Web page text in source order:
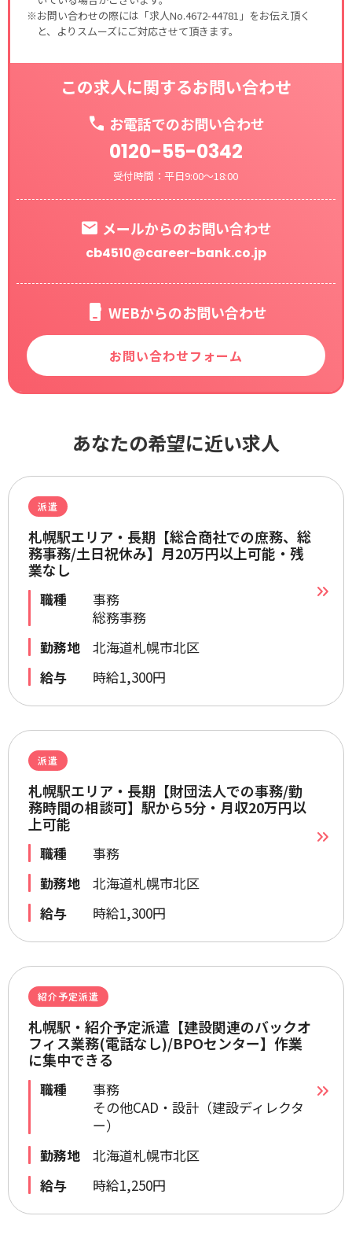
※お問い合わせの際には「求人No.4672-44781」をお伝え頂く
と、よりスムーズにご対応させて頂きます。
この求人に関するお問い合わせ
お電話でのお問い合わせ
0120-55-0342
受付時間：平日9:00～18:00
メールからのお問い合わせ
cb4510@career-bank.co.jp
WEBからのお問い合わせ
お問い合わせフォーム
あなたの希望に近い求人
派遣
札幌駅エリア・長期【総合商社での庶務、総
務事務/土日祝休み】月20万円以上可能・残
業なし
職種
事務
総務事務
勤務地
北海道札幌市北区
給与
時給1,300円
派遣
札幌駅エリア・長期【財団法人での事務/勤
務時間の相談可】駅から5分・月収20万円以
上可能
職種
事務
勤務地
北海道札幌市北区
給与
時給1,300円
紹介予定派遣
札幌駅・紹介予定派遣【建設関連のバックオ
フィス業務(電話なし)/BPOセンター】作業
に集中できる
職種
事務
その他CAD・設計（建設ディレクタ
ー）
勤務地
北海道札幌市北区
給与
時給1,250円